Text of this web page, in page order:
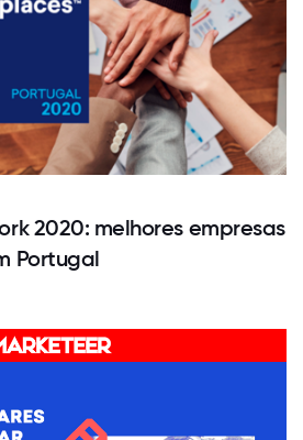
2020: melhores empresas
Portugal